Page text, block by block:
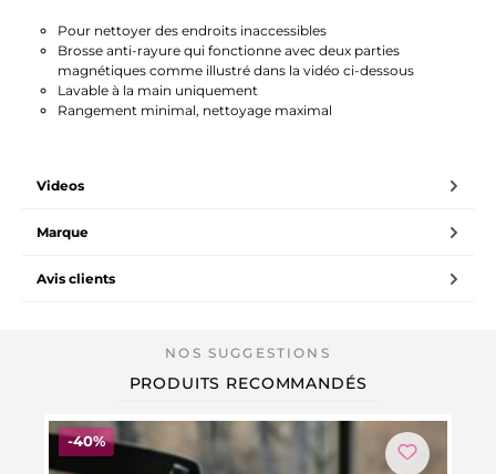
Pour nettoyer des endroits inaccessibles
Brosse anti-rayure qui fonctionne avec deux parties
magnétiques comme illustré dans la vidéo ci-dessous
Lavable à la main uniquement
Rangement minimal, nettoyage maximal
Videos
Marque
Avis clients
PRODUITS RECOMMANDÉS
-40%Réduction